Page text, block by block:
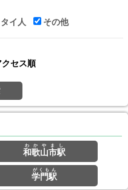
タイ人 その他
セス順
和歌山市駅
わかやまし
学門駅
がくもん